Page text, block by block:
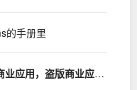
的手册里
应用中心将严厉打击非法发布商业应用，盗版商业应用的行为